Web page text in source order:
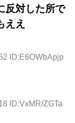
反対した所で
ええ
ID:E6OWbApjp
ID:VxMR/ZGTa